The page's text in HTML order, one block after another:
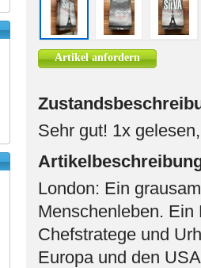
Artikel anfordern
Sehr gut! 1x
London: Ein
Menschenleben.
Chefstratege und
Europa und den